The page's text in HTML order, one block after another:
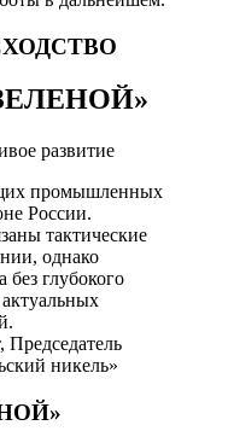
развитие
промышленных
России.
тактические
однако
без глубокого
Председатель
никель»